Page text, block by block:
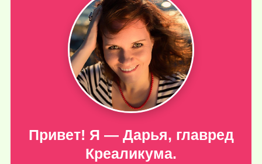
Привет! Я — Дарья, главред
Креаликума.